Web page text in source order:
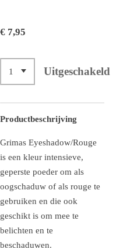
€ 7,95
Uitgeschakeld
Productbeschrijving
Grimas Eyeshadow/Rouge
is een kleur intensieve,
geperste poeder om als
oogschaduw of als rouge te
gebruiken en die ook
geschikt is om mee te
belichten en te
beschaduwen.